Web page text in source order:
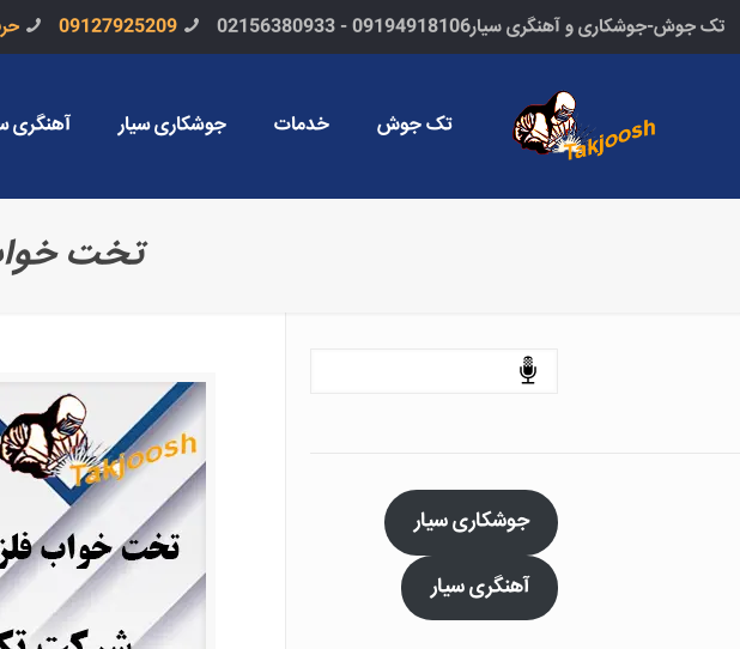
تک جوش-جوشکاری و آهنگری سیار09194918106 - 02156380933 09127925209
تک جوش خدمات جوشکاری سیار آهنگری
تخت
جستجو
جوشکاری سیار
آهنگری سیار